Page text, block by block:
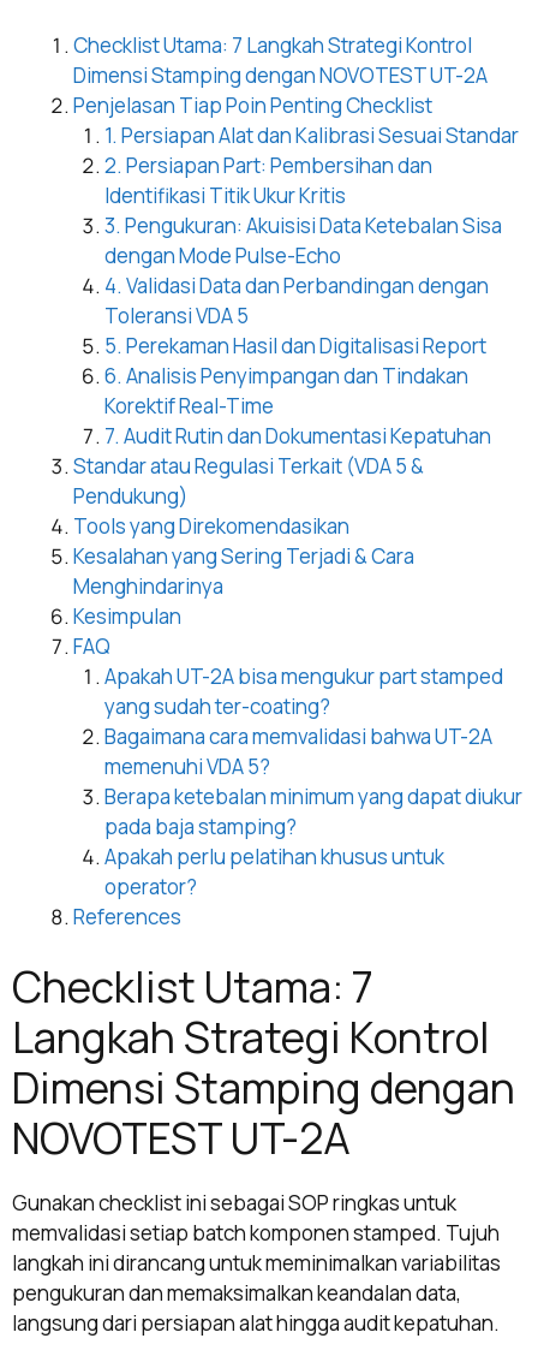
Checklist Utama: 7 Langkah Strategi Kontrol
Dimensi Stamping dengan NOVOTEST UT-2A
Penjelasan Tiap Poin Penting Checklist
1. Persiapan Alat dan Kalibrasi Sesuai Standar
2. Persiapan Part: Pembersihan dan
Identifikasi Titik Ukur Kritis
3. Pengukuran: Akuisisi Data Ketebalan Sisa
dengan Mode Pulse-Echo
4. Validasi Data dan Perbandingan dengan
Toleransi VDA 5
5. Perekaman Hasil dan Digitalisasi Report
6. Analisis Penyimpangan dan Tindakan
Korektif Real-Time
7. Audit Rutin dan Dokumentasi Kepatuhan
Standar atau Regulasi Terkait (VDA 5 &
Pendukung)
Tools yang Direkomendasikan
Kesalahan yang Sering Terjadi & Cara
Menghindarinya
Kesimpulan
FAQ
Apakah UT-2A bisa mengukur part stamped
yang sudah ter-coating?
Bagaimana cara memvalidasi bahwa UT-2A
memenuhi VDA 5?
Berapa ketebalan minimum yang dapat diukur
pada baja stamping?
Apakah perlu pelatihan khusus untuk
operator?
References
Checklist Utama: 7
Langkah Strategi Kontrol
Dimensi Stamping dengan
NOVOTEST UT-2A
Gunakan checklist ini sebagai SOP ringkas untuk
memvalidasi setiap batch komponen stamped. Tujuh
langkah ini dirancang untuk meminimalkan variabilitas
pengukuran dan memaksimalkan keandalan data,
langsung dari persiapan alat hingga audit kepatuhan.